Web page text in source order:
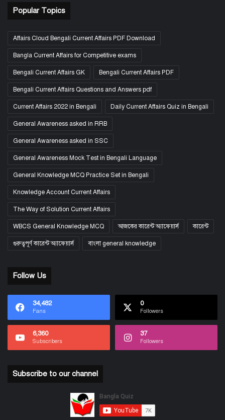
Popular Topics
Affairs Cloud Bengali Current Affairs PDF Download
Bangla Current Affairs for Competitive exams
Bengali Current Affairs GK Bengali Current Affairs PDF
Bengali Current Affairs Questions and Answers pdf
Current Affairs 2022 in Bengali Daily Current Affairs Quiz in Bengali
General Awareness asked in RRB
General Awareness asked in SSC
General Awareness Mock Test in Bengali Language
General Knowledge MCQ Practice Set in Bengali
Knowledge Account Current Affairs
The Way of Solution Current Affairs
WBCS General Knowledge MCQ আজকের কারেন্ট অ্যাফেয়ার্স কারেন্ট
গুরুত্বপূর্ণ কারেন্ট অ্যাফেয়ার্স বাংলা general knowledge
Follow Us
34,482
Fans
0
Followers
6,360
Subscribers
37
Followers
Subscribe to our channel